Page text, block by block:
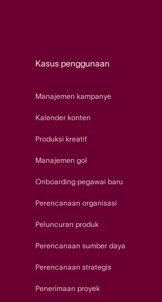
Kasus penggunaan
Manajemen kampanye
Kalender konten
Produksi kreatif
Manajemen gol
Onboarding pegawai baru
Perencanaan organisasi
Peluncuran produk
Perencanaan sumber daya
Perencanaan strategis
Penerimaan proyek